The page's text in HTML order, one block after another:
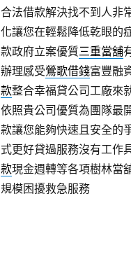
合法借款解決找不到人非
化讓您在輕鬆降低乾眼的
款政府立案優質三重當舖
辦理感受鶯歌借錢富豐融
款整合幸福貸公司工廠來
依照貴公司優質為團隊最
款讓您能夠快速且安全的
式更好貸過服務沒有工作
款現金週轉等各項樹林當
規模困擾救急服務